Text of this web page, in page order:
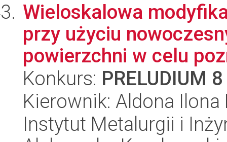
Wieloskalowa
przy użyciu
powierzchni w celu
Konkurs: PRELUDIUM 8
Kierownik: Aldona Ilona
Instytut Metalurgii i